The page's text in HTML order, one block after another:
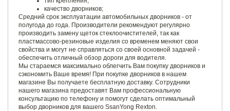
качество дворников;
Средний срок эксплуатации автомобильных дворников - от
полугода до года. Производители рекомендуют регулярно
производить замену щеток стеклоочистителей, так как
пластмассово-резиновые изделия со временем меняют свои
свойства и могут не справляться со своей основной задачей -
обеспечить отличный обзор дороги для водителя.
Мы стараемся максимально облегчить Вам покупку дворников и
сэкономить Ваше время! При покупке дворников в нашем
магазине Вы получаете бесплатную доставку. Сотрудники
нашего магазина предоставят Вам профессиональную
консультацию по телефону и помогут сделать оптимальный
выбор дворников для вашего SsanYong Rexton.